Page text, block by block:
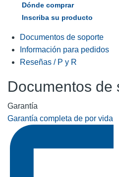
Dónde comprar
Inscriba su producto
Documentos de soporte
Información para pedidos
Reseñas / P y R
Documentos de
Garantía
Garantía completa de por vida